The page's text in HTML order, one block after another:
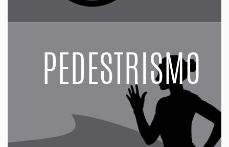
PEDESTRISMO